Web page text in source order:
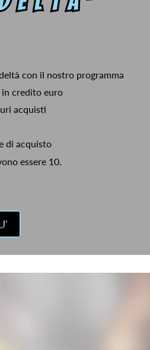
con il nostro programma
credito euro
acquisti
di acquisto
essere 10.